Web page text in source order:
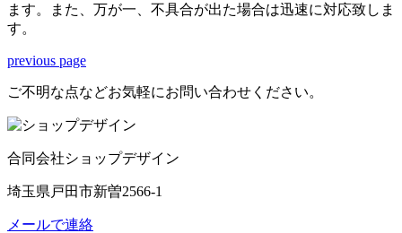
ます。また、万が一、不具合が出た場合は迅速に対応致しま
す。
previous page
ご不明な点などお気軽にお問い合わせください。
合同会社ショップデザイン
埼玉県戸田市新曽2566-1
メールで連絡